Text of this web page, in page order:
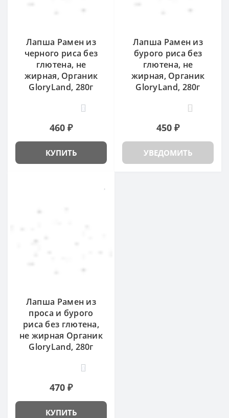
Лапша Рамен из
черного риса без
глютена, не
жирная, Органик
GloryLand, 280г
460 ₽
КУПИТЬ
Лапша Рамен из
бурого риса без
глютена, не
жирная, Органик
GloryLand, 280г
450 ₽
УВЕДОМИТЬ
Лапша Рамен из
проса и бурого
риса без глютена,
не жирная Органик
GloryLand, 280г
470 ₽
КУПИТЬ